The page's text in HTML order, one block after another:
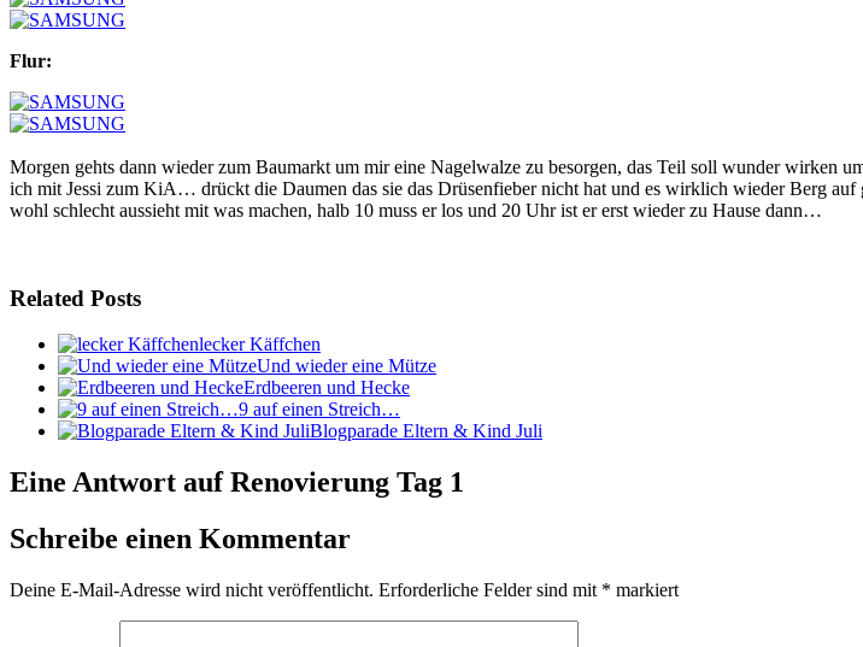
Flur:
Morgen gehts dann wieder zum Baumarkt um mir eine Nagelwalze zu besorgen, das Teil soll wunder wirken
ich mit Jessi zum KiA… drückt die Daumen das sie das Drüsenfieber nicht hat und es wirklich wieder Berg
wohl schlecht aussieht mit was machen, halb 10 muss er los und 20 Uhr ist er erst wieder zu Hause dann…
Related Posts
lecker Käffchen
Und wieder eine Mütze
Erdbeeren und Hecke
9 auf einen Streich…
Blogparade Eltern & Kind Juli
Eine Antwort auf Renovierung Tag 1
Schreibe einen Kommentar
Deine E-Mail-Adresse wird nicht veröffentlicht. Erforderliche Felder sind mit * markiert